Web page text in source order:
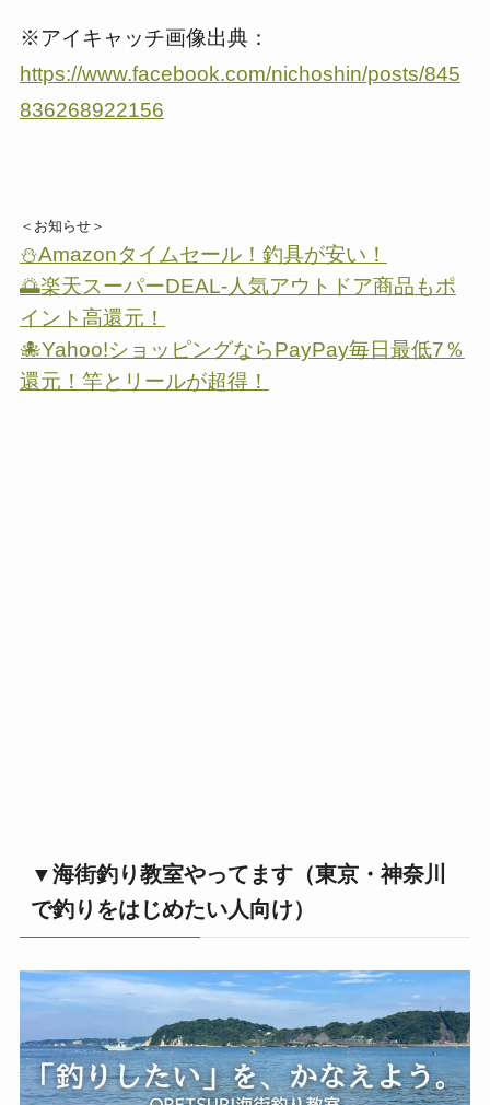
※アイキャッチ画像出典：
https://www.facebook.com/nichoshin/posts/845
836268922156
＜お知らせ＞
⛄Amazonタイムセール！釣具が安い！
🌅楽天スーパーDEAL-人気アウトドア商品もポ
イント高還元！
🐙Yahoo!ショッピングならPayPay毎日最低7％
還元！竿とリールが超得！
▼海街釣り教室やってます（東京・神奈川
で釣りをはじめたい人向け）